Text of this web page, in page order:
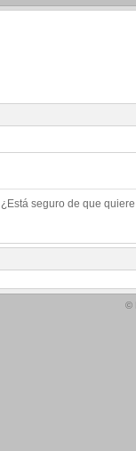
¿Está seguro de que
©